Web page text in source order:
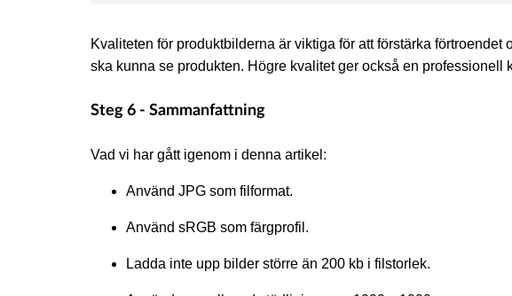
Kvaliteten för produktbilderna är viktiga för att förstärka förtroendet
ska kunna se produkten. Högre kvalitet ger också en professionell
Steg 6 - Sammanfattning
Vad vi har gått igenom i denna artikel:
Använd JPG som filformat.
Använd sRGB som färgprofil.
Ladda inte upp bilder större än 200 kb i filstorlek.